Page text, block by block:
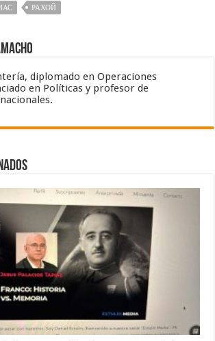
РАХОЙ
diplomado en Operaciones
en Políticas y profesor de